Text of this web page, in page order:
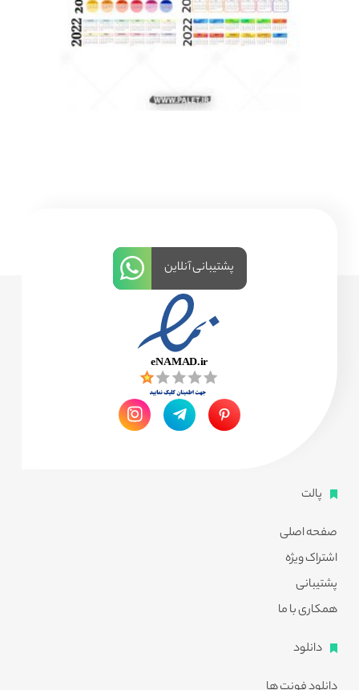
پالت
صفحه اصلی
اشتراک ویژه
پشتیبانی
همکاری با ما
دانلود
پشتیبانی آنلاین